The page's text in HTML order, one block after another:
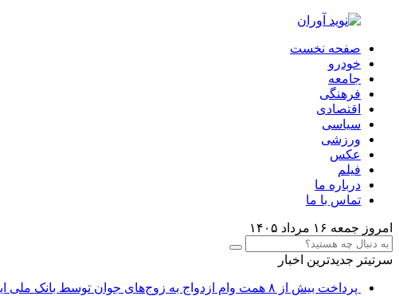
صفحه نخست
خودرو
جامعه
فرهنگی
اقتصادی
سیاسی
ورزشی
عکس
فیلم
درباره ما
تماس با ما
امروز جمعه ۱۶ مرداد ۱۴۰۵
سرتیتر جدیدترین اخبار
پرداخت بیش از ۸ همت وام ازدواج به زوج‌های جوان توسط بانک ملی ایران